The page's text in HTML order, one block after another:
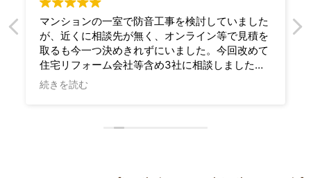
マンションの一室で防音工事を検討していました
が、近くに相談先が無く、オンライン等で見積を
取るも今一つ決めきれずにいました。今回改めて
住宅リフォーム会社等含め3社に相談しました
が、こちらの数々の要望をしっかり理解して相談
に乗って下さったのは御社だけで（さらに最も安
続きを読む